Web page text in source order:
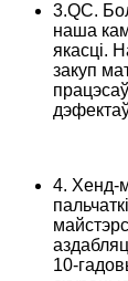
3.QC.
наша
якасці.
закуп
4. Хенд-
10-